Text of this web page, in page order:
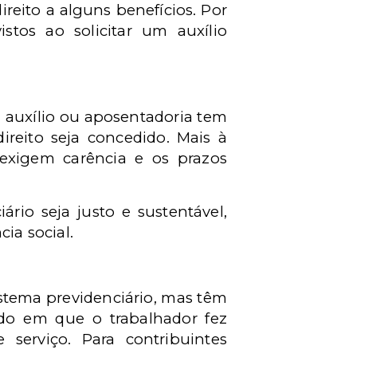
a alguns benefícios. Por
ao solicitar um auxílio
auxílio ou aposentadoria tem
seja concedido. Mais à
carência e os prazos
seja justo e sustentável,
social.
previdenciário, mas têm
em que o trabalhador fez
Para contribuintes